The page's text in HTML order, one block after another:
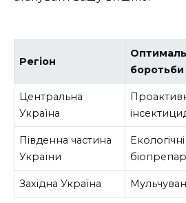
Регіон
боротьби
Центральна
Україна
Південна частина
України
Західна Україна